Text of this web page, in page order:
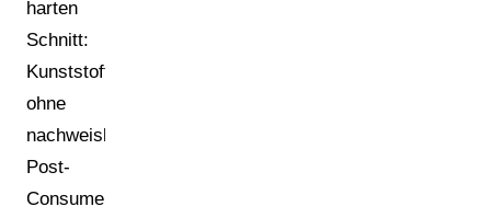
harten
Schnitt:
Kunststoffverpackungen
ohne
nachweisbaren
Post-
Consumer-